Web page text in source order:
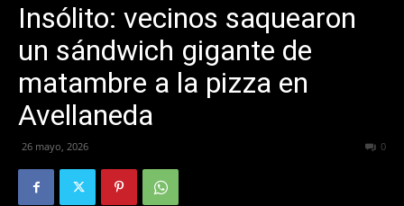
Insólito: vecinos saquearon
un sándwich gigante de
matambre a la pizza en
Avellaneda
26 mayo, 2026 0